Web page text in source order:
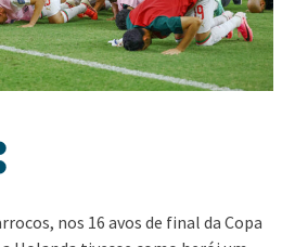
nos 16 avos de final da Copa